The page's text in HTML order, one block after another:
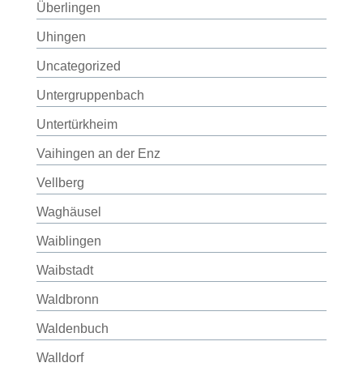
Überlingen
Uhingen
Uncategorized
Untergruppenbach
Untertürkheim
Vaihingen an der Enz
Vellberg
Waghäusel
Waiblingen
Waibstadt
Waldbronn
Waldenbuch
Walldorf